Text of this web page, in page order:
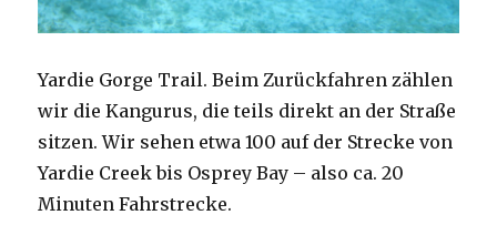
Yardie Gorge Trail. Beim Zurückfahren zählen
wir die Kangurus, die teils direkt an der Straße
sitzen. Wir sehen etwa 100 auf der Strecke von
Yardie Creek bis Osprey Bay – also ca. 20
Minuten Fahrstrecke.